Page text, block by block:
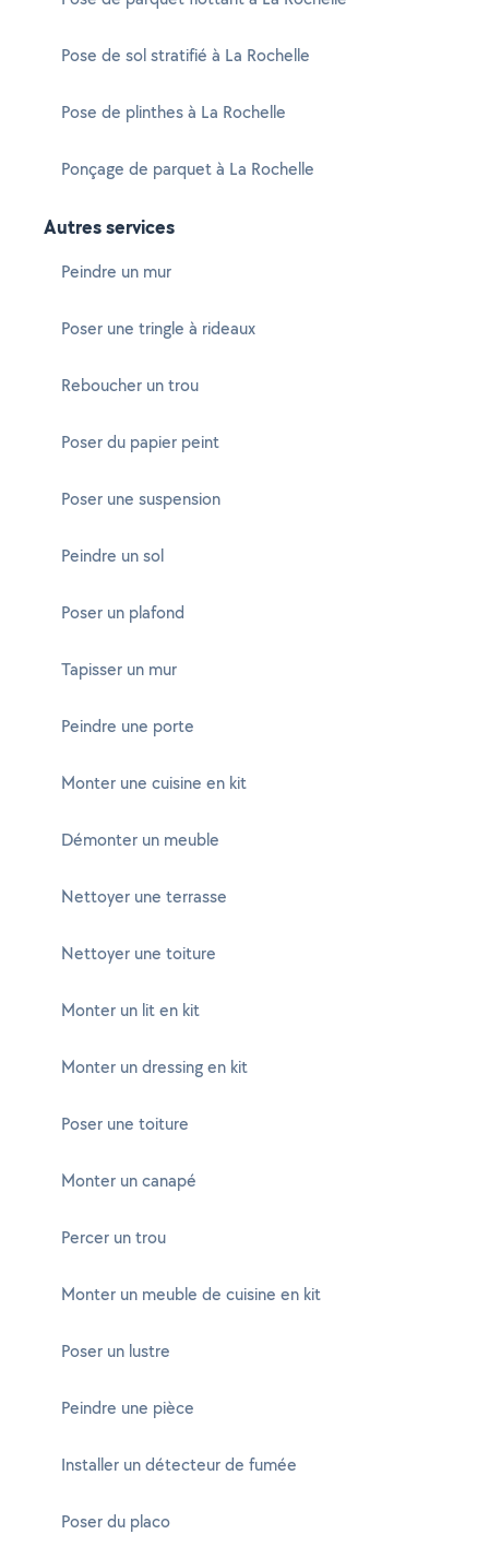
Pose de sol stratifié à La Rochelle
Pose de plinthes à La Rochelle
Ponçage de parquet à La Rochelle
Autres services
Peindre un mur
Poser une tringle à rideaux
Reboucher un trou
Poser du papier peint
Poser une suspension
Peindre un sol
Poser un plafond
Tapisser un mur
Peindre une porte
Monter une cuisine en kit
Démonter un meuble
Nettoyer une terrasse
Nettoyer une toiture
Monter un lit en kit
Monter un dressing en kit
Poser une toiture
Monter un canapé
Percer un trou
Monter un meuble de cuisine en kit
Poser un lustre
Peindre une pièce
Installer un détecteur de fumée
Poser du placo